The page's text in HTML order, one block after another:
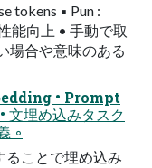
tokens ▪ Pun :
能向上 • 手動で取
場合や意味のある
• Prompt
文埋め込みタスク
◦
ることで埋め込み